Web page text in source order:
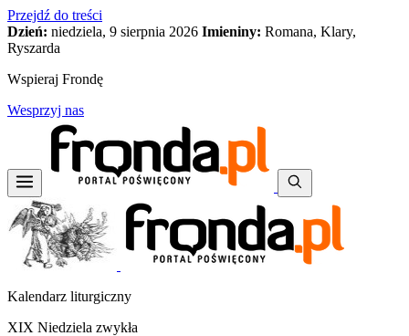
Przejdź do treści
Dzień: niedziela, 9 sierpnia 2026 Imieniny: Romana, Klary,
Ryszarda
Wspieraj Frondę
Wesprzyj nas
Kalendarz liturgiczny
XIX Niedziela zwykła